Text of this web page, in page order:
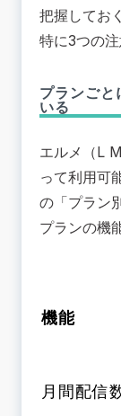
把握してお
特に3つの注
プランごと
いる
エルメ（L
って利用可
の「プラン
プランの機
機能
月間配信